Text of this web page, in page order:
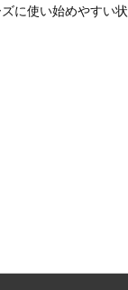
に使い始めやすい